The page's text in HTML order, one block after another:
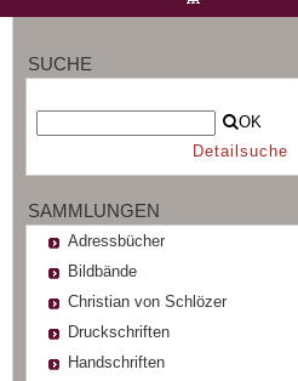
SUCHE
OK
Detailsuche
SAMMLUNGEN
Adressbücher
Bildbände
Christian von Schlözer
Druckschriften
Handschriften